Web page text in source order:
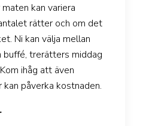
kan variera
rätter och om det
Ni kan välja mellan
buffé, trerätters middag
ihåg att även
påverka kostnaden.